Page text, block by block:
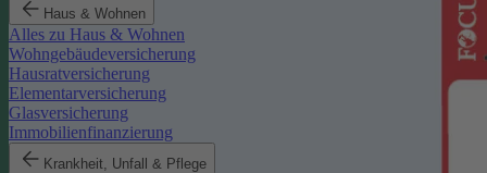
Haus & Wohnen
Alles zu Haus & Wohnen
Wohngebäudeversicherung
Hausratversicherung
Elementarversicherung
Glasversicherung
Immobilienfinanzierung
Krankheit, Unfall & Pflege